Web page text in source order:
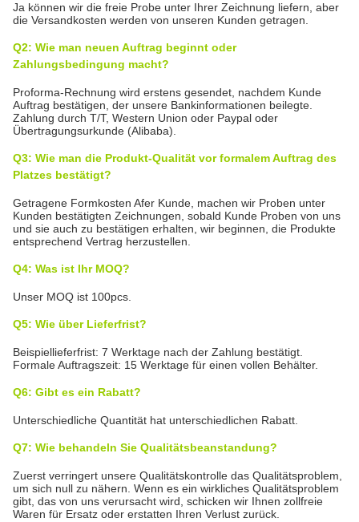
Ja können wir die freie Probe unter Ihrer Zeichnung liefern, aber
die Versandkosten werden von unseren Kunden getragen.
Q2: Wie man neuen Auftrag beginnt oder
Zahlungsbedingung macht?
Proforma-Rechnung wird erstens gesendet, nachdem Kunde
Auftrag bestätigen, der unsere Bankinformationen beilegte.
Zahlung durch T/T, Western Union oder Paypal oder
Übertragungsurkunde (Alibaba).
Q3: Wie man die Produkt-Qualität vor formalem Auftrag des
Platzes bestätigt?
Getragene Formkosten Afer Kunde, machen wir Proben unter
Kunden bestätigten Zeichnungen, sobald Kunde Proben von uns
und sie auch zu bestätigen erhalten, wir beginnen, die Produkte
entsprechend Vertrag herzustellen.
Q4: Was ist Ihr MOQ?
Unser MOQ ist 100pcs.
Q5: Wie über Lieferfrist?
Beispiellieferfrist: 7 Werktage nach der Zahlung bestätigt.
Formale Auftragszeit: 15 Werktage für einen vollen Behälter.
Q6: Gibt es ein Rabatt?
Unterschiedliche Quantität hat unterschiedlichen Rabatt.
Q7: Wie behandeln Sie Qualitätsbeanstandung?
Zuerst verringert unsere Qualitätskontrolle das Qualitätsproblem,
um sich null zu nähern. Wenn es ein wirkliches Qualitätsproblem
gibt, das von uns verursacht wird, schicken wir Ihnen zollfreie
Waren für Ersatz oder erstatten Ihren Verlust zurück.